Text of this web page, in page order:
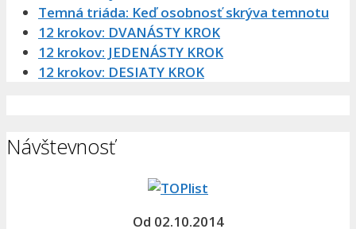
Temná triáda: Keď osobnosť skrýva temnotu
12 krokov: DVANÁSTY KROK
12 krokov: JEDENÁSTY KROK
12 krokov: DESIATY KROK
Návštevnosť
Od 02.10.2014